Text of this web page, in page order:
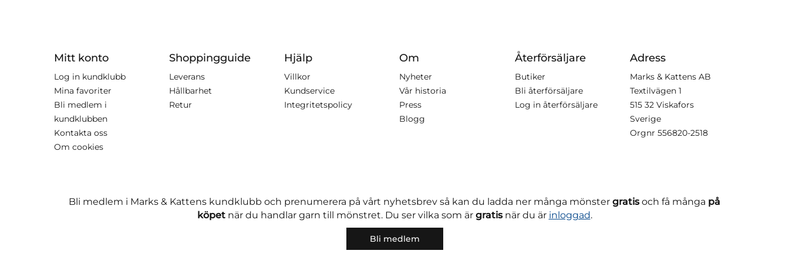
Mitt konto
Log in kundklubb
Mina favoriter
Bli medlem i
kundklubben
Kontakta oss
Om cookies
Shoppingguide
Leverans
Hållbarhet
Retur
Hjälp
Villkor
Kundservice
Integritetspolicy
Om
Nyheter
Vår historia
Press
Blogg
Återförsäljare
Butiker
Bli återförsäljare
Log in återförsäljare
Adress
Marks & Kattens AB
Textilvägen 1
515 32 Viskafors
Sverige
Orgnr 556820-2518
Bli medlem i Marks & Kattens kundklubb och prenumerera på vårt nyhetsbrev så kan du ladda ner många mönster gratisoch få många på
köpetnär du handlar garn till mönstret. Du ser vilka som är gratisnär du är inloggad.
Bli medlem